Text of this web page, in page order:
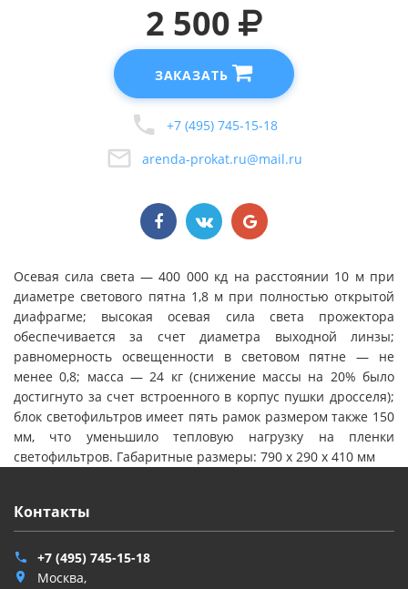
2 500
ЗАКАЗАТЬ
+7 (495) 745-15-18
arenda-prokat.ru@mail.ru
Осевая сила света — 400 000 кд на расстоянии 10 м при
диаметре светового пятна 1,8 м при полностью открытой
диафрагме; высокая осевая сила света прожектора
обеспечивается за счет диаметра выходной линзы;
равномерность освещенности в световом пятне — не
менее 0,8; масса — 24 кг (снижение массы на 20% было
достигнуто за счет встроенного в корпус пушки дросселя);
блок светофильтров имеет пять рамок размером также 150
мм, что уменьшило тепловую нагрузку на пленки
светофильтров. Габаритные размеры: 790 x 290 x 410 мм
Контакты
+7 (495) 745-15-18
Москва,